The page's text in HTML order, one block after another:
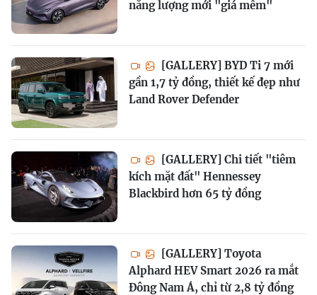
năng lượng mới "giá mềm"
[GALLERY] BYD Ti 7 mới
gần 1,7 tỷ đồng, thiết kế đẹp như
Land Rover Defender
[GALLERY] Chi tiết "tiêm
kích mặt đất" Hennessey
Blackbird hơn 65 tỷ đồng
[GALLERY] Toyota
Alphard HEV Smart 2026 ra mắt
Đông Nam Á, chỉ từ 2,8 tỷ đồng